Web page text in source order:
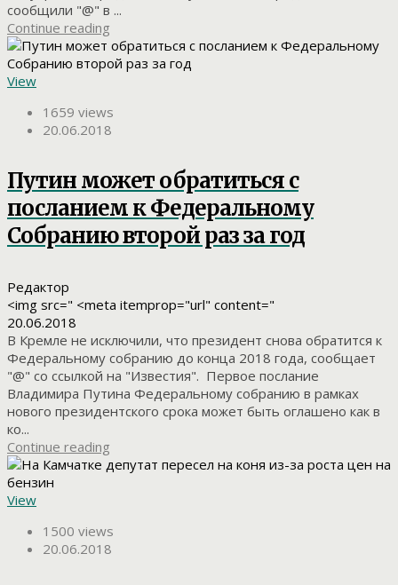
сообщили "@" в ...
Continue reading
View
1659 views
20.06.2018
Путин может обратиться с
посланием к Федеральному
Собранию второй раз за год
Редактор
<img src=" <meta itemprop="url" content="
20.06.2018
В Кремле не исключили, что президент снова обратится к
Федеральному собранию до конца 2018 года, сообщает
"@" со ссылкой на "Известия". Первое послание
Владимира Путина Федеральному собранию в рамках
нового президентского срока может быть оглашено как в
ко...
Continue reading
View
1500 views
20.06.2018